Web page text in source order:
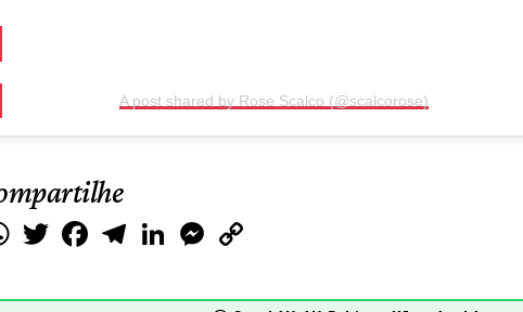
A post shared by Rose Scalco (@scalcorose)
WhatsApp
Twitter FacebookTelegramLinkedIn Messenger